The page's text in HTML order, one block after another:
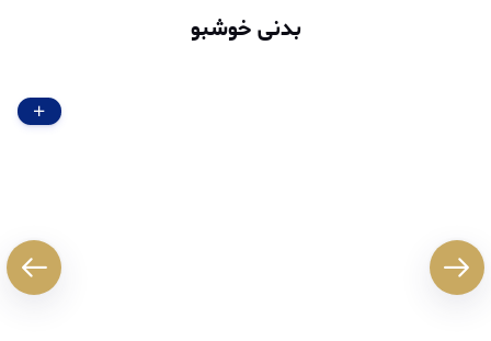
بدنی خوشبو